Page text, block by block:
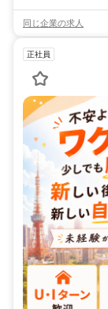
くはお気軽にお
同じ企業の求人
正社員